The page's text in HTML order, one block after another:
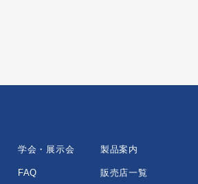
学会・展示会 製品案内
FAQ 販売店一覧